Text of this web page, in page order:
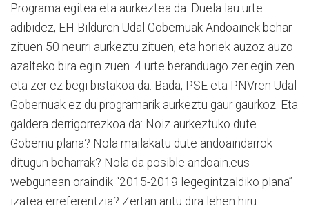
Programa egitea eta aurkeztea da. Duela lau urte
adibidez, EH Bilduren Udal Gobernuak Andoainek behar
zituen 50 neurri aurkeztu zituen, eta horiek auzoz auzo
azalteko bira egin zuen. 4 urte beranduago zer egin zen
eta zer ez begi bistakoa da. Bada, PSE eta PNVren Udal
Gobernuak ez du programarik aurkeztu gaur gaurkoz. Eta
galdera derrigorrezkoa da: Noiz aurkeztuko dute
Gobernu plana? Nola mailakatu dute andoaindarrok
ditugun beharrak? Nola da posible andoain.eus
webgunean oraindik “2015-2019 legegintzaldiko plana”
izatea erreferentzia? Zertan aritu dira lehen hiru